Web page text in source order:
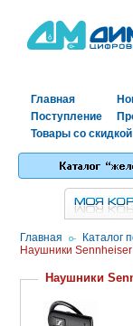
Главная
Поступление
Товары со скидкой
Главная / Каталог
Наушники Sennheiser
Наушники